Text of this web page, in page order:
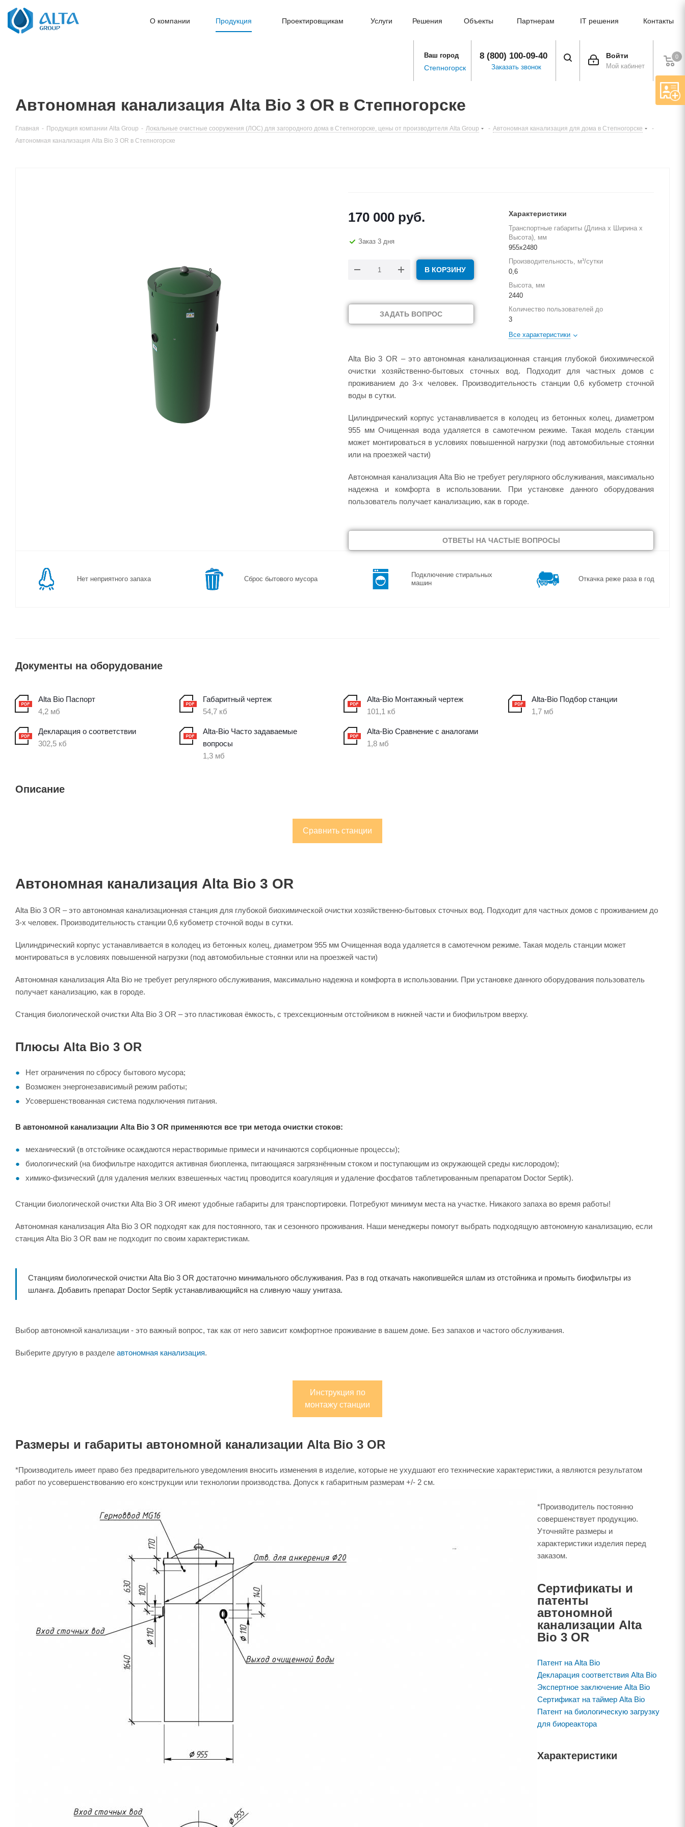
О компании Продукция Проектировщикам Услуги Решения Объекты Партнерам IT решения Контакты
0
Войти
Мой кабинет
8 (800) 100-09-40
Заказать звонок
Ваш город
Степногорск
Автономная канализация Alta Bio 3 OR в Степногорске
Главная - Продукция компании Alta Group - Локальные очистные сооружения (ЛОС) для загородного дома в Степногорске, цены от производителя Alta Group - Автономная канализация для дома в Степногорске
-
Автономная канализация Alta Bio 3 OR в Степногорске
170 000 руб.
Заказ 3 дня
В КОРЗИНУ
ЗАДАТЬ ВОПРОС
Характеристики
Транспортные габариты (Длина х Ширина х
Высота), мм
955х2480
Производительность, м³/сутки
0,6
Высота, мм
2440
Количество пользователей до
3
Все характеристики
Alta Bio 3 OR – это автономная канализационная станция глубокой биохимической
очистки хозяйственно-бытовых сточных вод. Подходит для частных домов с
проживанием до 3-х человек. Производительность станции 0,6 кубометр сточной
воды в сутки.
Цилиндрический корпус устанавливается в колодец из бетонных колец, диаметром
955 мм Очищенная вода удаляется в самотечном режиме. Такая модель станции
может монтироваться в условиях повышенной нагрузки (под автомобильные стоянки
или на проезжей части)
Автономная канализация Alta Bio не требует регулярного обслуживания, максимально
надежна и комфорта в использовании. При установке данного оборудования
пользователь получает канализацию, как в городе.
ОТВЕТЫ НА ЧАСТЫЕ ВОПРОСЫ
Нет неприятного запаха Сброс бытового мусора
Подключение стиральных
машин
Откачка реже раза в год
Документы на оборудование
Alta Bio Паспорт
4,2 мб
Габаритный чертеж
54,7 кб
Alta-Bio Монтажный чертеж
101,1 кб
Alta-Bio Подбор станции
1,7 мб
Декларация о соответствии
302,5 кб
Alta-Bio Часто задаваемые
вопросы
1,3 мб
Alta-Bio Сравнение с аналогами
1,8 мб
Описание
Сравнить станции
Автономная канализация Alta Bio 3 OR
Alta Bio 3 OR – это автономная канализационная станция для глубокой биохимической очистки хозяйственно-бытовых сточных вод. Подходит для частных домов с проживанием до
3-х человек. Производительность станции 0,6 кубометр сточной воды в сутки.
Цилиндрический корпус устанавливается в колодец из бетонных колец, диаметром 955 мм Очищенная вода удаляется в самотечном режиме. Такая модель станции может
монтироваться в условиях повышенной нагрузки (под автомобильные стоянки или на проезжей части)
Автономная канализация Alta Bio не требует регулярного обслуживания, максимально надежна и комфорта в использовании. При установке данного оборудования пользователь
получает канализацию, как в городе.
Станция биологической очистки Alta Bio 3 OR – это пластиковая ёмкость, с трехсекционным отстойником в нижней части и биофильтром вверху.
Плюсы Alta Bio 3 OR
Нет ограничения по сбросу бытового мусора;
Возможен энергонезависимый режим работы;
Усовершенствованная система подключения питания.
В автономной канализации Alta Bio 3 OR применяются все три метода очистки стоков:
механический (в отстойнике осаждаются нерастворимые примеси и начинаются сорбционные процессы);
биологический (на биофильтре находится активная биопленка, питающаяся загрязнённым стоком и поступающим из окружающей среды кислородом);
химико-физический (для удаления мелких взвешенных частиц проводится коагуляция и удаление фосфатов таблетированным препаратом Doctor Septik).
Станции биологической очистки Alta Bio 3 OR имеют удобные габариты для транспортировки. Потребуют минимум места на участке. Никакого запаха во время работы!
Автономная канализация Alta Bio 3 OR подходят как для постоянного, так и сезонного проживания. Наши менеджеры помогут выбрать подходящую автономную канализацию, если
станция Alta Bio 3 OR вам не подходит по своим характеристикам.
Станциям биологической очистки Alta Bio 3 OR достаточно минимального обслуживания. Раз в год откачать накопившейся шлам из отстойника и промыть биофильтры из
шланга. Добавить препарат Doctor Septik устанавливающийся на сливную чашу унитаза.
Выбор автономной канализации - это важный вопрос, так как от него зависит комфортное проживание в вашем доме. Без запахов и частого обслуживания.
Выберите другую в разделе автономная канализация.
Инструкция по
монтажу станции
Размеры и габариты автономной канализации Alta Bio 3 OR
*Производитель имеет право без предварительного уведомления вносить изменения в изделие, которые не ухудшают его технические характеристики, а являются результатом
работ по усовершенствованию его конструкции или технологии производства. Допуск к габаритным размерам +/- 2 см.
*Производитель постоянно
совершенствует продукцию.
Уточняйте размеры и
характеристики изделия перед
заказом.
Сертификаты и
патенты
автономной
канализации Alta
Bio 3 OR
Патент на Alta Bio
Декларация соответствия Alta Bio
Экспертное заключение Alta Bio
Сертификат на таймер Alta Bio
Патент на биологическую загрузку
для биореактора
Характеристики